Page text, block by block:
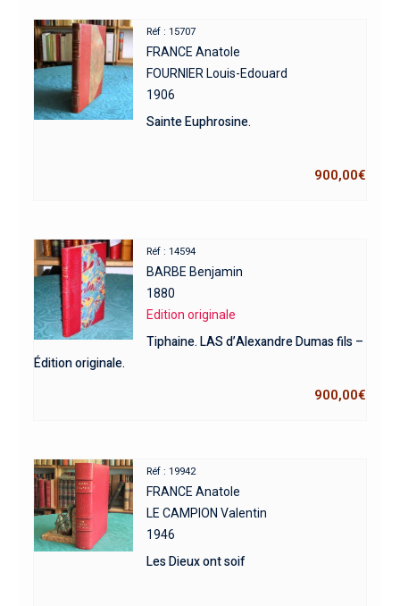
Réf : 15707
FRANCE Anatole
FOURNIER Louis-Edouard
1906
Sainte Euphrosine.
900,00€
Réf : 14594
BARBE Benjamin
1880
Edition originale
Tiphaine. LAS d’Alexandre Dumas fils –
Édition originale.
900,00€
Réf : 19942
FRANCE Anatole
LE CAMPION Valentin
1946
Les Dieux ont soif